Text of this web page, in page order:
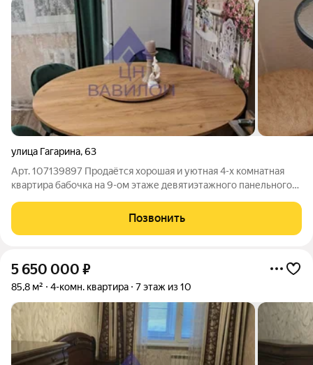
улица Гагарина,63
Арт. 107139897 Продаётся хорошая и уютная 4-х комнатная
квартира бабочка на 9-ом этаже девятиэтажного панельного
инфраструктура в шаговой доступности. Два детских сада
«Весна» и «Улыбка». Школа № 21
Позвонить
5 650 000 ₽
85,8 м² 4-комн. квартира 7 этаж из 10